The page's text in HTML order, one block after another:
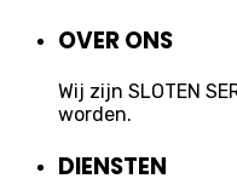
OVER ONS
Wij zijn SLOTEN
worden.
DIENSTEN